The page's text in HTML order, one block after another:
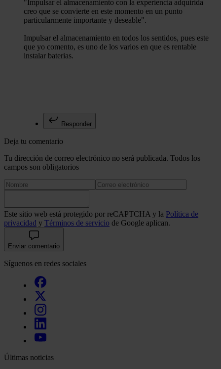
"Impulsar el almacenamiento con la experiencia adquirida
creo que se convierte en este momento en un punto
particularmente importante y deseable".
Impulsar el almacenamiento en todos los sentidos, pues este
que yo comento, es uno de los varios en que es rentable
instalar baterias.
Responder
Deja tu comentario
Tu dirección de correo electrónico no será publicada. Todos los
campos son obligatorios
Este sitio web está protegido por reCAPTCHA y la Política de
privacidad y Términos de servicio de Google aplican.
Enviar comentario
Síguenos en redes sociales
Últimas noticias